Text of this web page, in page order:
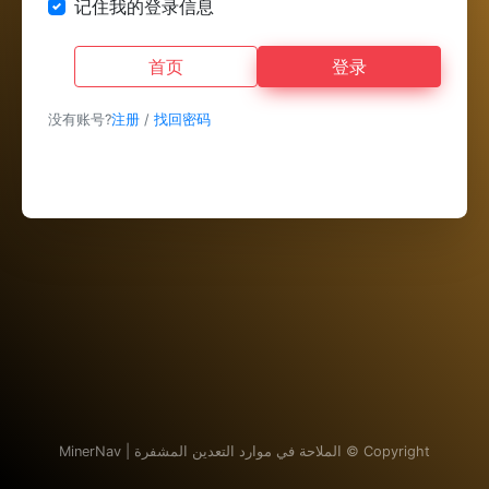
记住我的登录信息
登录
首页
没有账号?注册 / 找回密码
Copyright © الملاحة في موارد التعدين المشفرة | MinerNav